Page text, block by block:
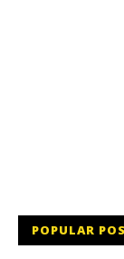
POPULAR